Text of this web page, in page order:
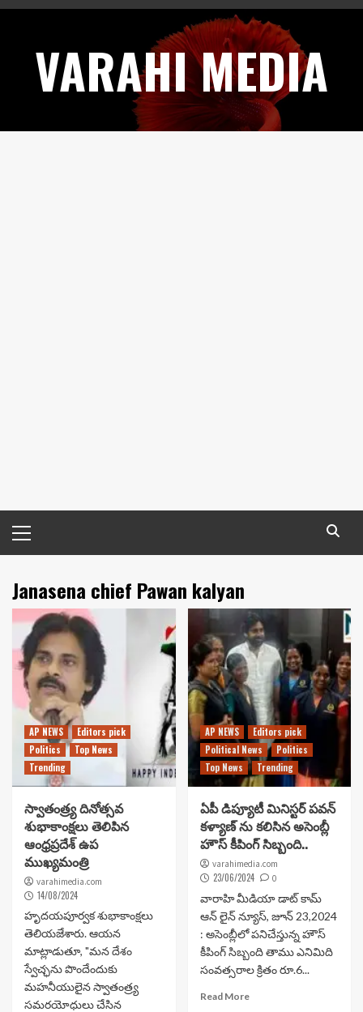
Skip
contentVARAHI MEDIA
Menu
Janasena chief Pawan kalyan
AP NEWS
Editors pick
Politics
Top News
Trending
స్వాతంత్ర్య దినోత్సవ
శుభాకాంక్షలు తెలిపిన
ఆంధ్రప్రదేశ్ ఉప
ముఖ్యమంత్రి
varahimedia.com
14/08/2024
హృదయపూర్వక శుభాకాంక్షలు
తెలియజేశారు. ఆయన
మాట్లాడుతూ, "మన దేశం
స్వేచ్ఛను పొందేందుకు
మహనీయులైన స్వాతంత్ర్య
సమరయోధులు చేసిన
AP NEWS
Editors pick
Political News
Politics
Top News
Trending
ఏపీ డిప్యూటీ మినిస్టర్ పవన్
కళ్యాణ్ ను కలిసిన అసెంబ్లీ
హౌస్ కీపింగ్ సిబ్బంది..
varahimedia.com
23/06/2024 0
వారాహి మీడియా డాట్ కామ్
ఆన్ లైన్ న్యూస్, జూన్ 23,2024
: అసెంబ్లీలో పనిచేస్తున్న హౌస్
కీపింగ్ సిబ్బంది తాము ఎనిమిది
సంవత్సరాల క్రితం రూ.6...
Read More